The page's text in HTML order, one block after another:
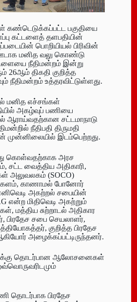
கண்டெடுக்கப்பட்ட பகுதியை
கட்டளைத் தளபதியின்
பொறியியல் பிரிவின்
மனித வலு கொண்டு
நீதிமன்றம் இன்று
26ஆம் திகதி குறித்த
உத்தரவிட்டுள்ளது.
மனித எச்சங்கள்
அகழ்வுப் பணியை
ஆராய்வதற்கான சட்டமாநாடு
நீதிபதி திருமதி
இடம்பெற்றது.
கொள்வதற்காக அரச
சட்ட வைத்திய அதிகாரி,
அலுவலகம் (SOCO)
காணாமல் போனோர்
அகற்றல் சபையின்
என்ற மிதிவெடி அகற்றும்
மத்திய சுற்றாடல் அதிகார
பிரதேச சபை செயலாளர்,
குறித்த பிரதேச
அழைக்கப்பட்டிருந்தனர்.
தொடர்பான ஆலோசனைகள்
தொடர்பாக பிரதேச